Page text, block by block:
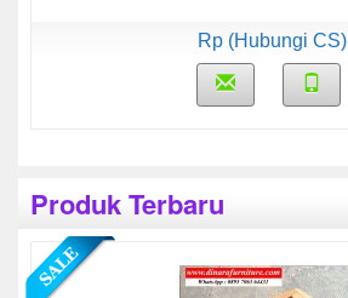
Rp (Hubungi CS)
Produk Terbaru